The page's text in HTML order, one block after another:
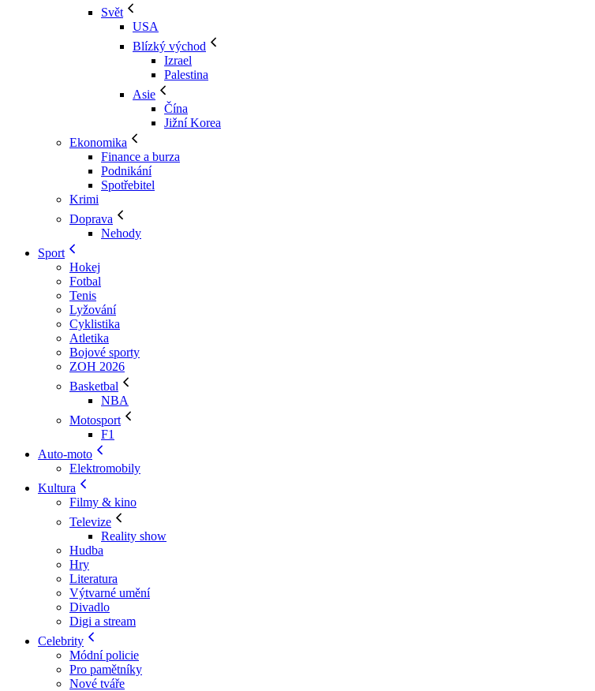
Svět
USA
Blízký východ
Izrael
Palestina
Asie
Čína
Jižní Korea
Ekonomika
Finance a burza
Podnikání
Spotřebitel
Krimi
Doprava
Nehody
Sport
Hokej
Fotbal
Tenis
Lyžování
Cyklistika
Atletika
Bojové sporty
ZOH 2026
Basketbal
NBA
Motosport
F1
Auto-moto
Elektromobily
Kultura
Filmy & kino
Televize
Reality show
Hudba
Hry
Literatura
Výtvarné umění
Divadlo
Digi a stream
Celebrity
Módní policie
Pro pamětníky
Nové tváře